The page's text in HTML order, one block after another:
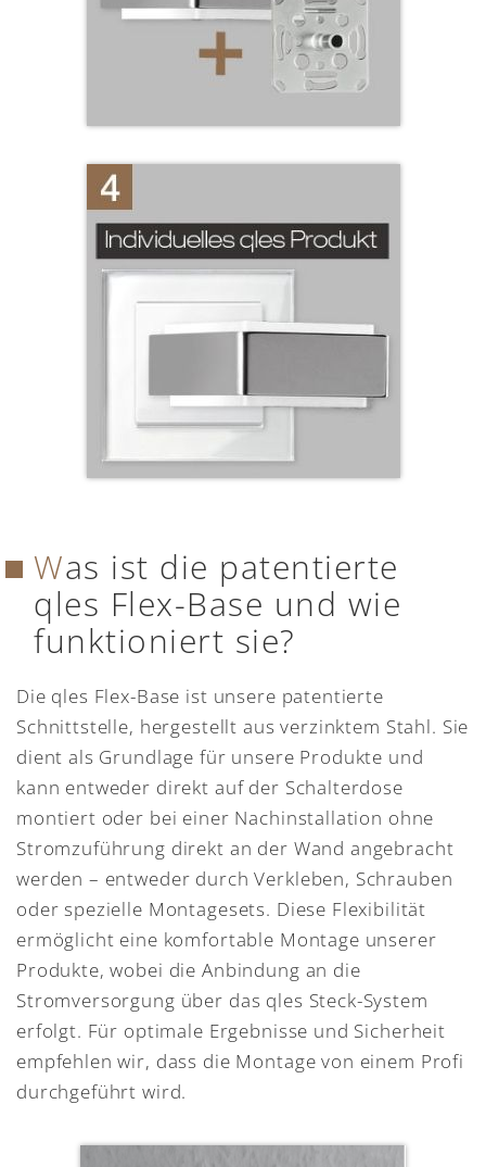
Was ist die patentierte
qles Flex-Base und wie
funktioniert sie?
Die qles Flex-Base ist unsere patentierte
Schnittstelle, hergestellt aus verzinktem Stahl. Sie
dient als Grundlage für unsere Produkte und
kann entweder direkt auf der Schalterdose
montiert oder bei einer Nachinstallation ohne
Stromzuführung direkt an der Wand angebracht
werden – entweder durch Verkleben, Schrauben
oder spezielle Montagesets. Diese Flexibilität
ermöglicht eine komfortable Montage unserer
Produkte, wobei die Anbindung an die
Stromversorgung über das qles Steck-System
erfolgt. Für optimale Ergebnisse und Sicherheit
empfehlen wir, dass die Montage von einem Profi
durchgeführt wird.